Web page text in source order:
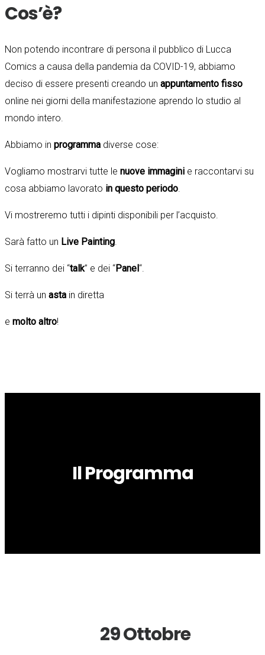
Cos’è?
Non potendo incontrare di persona il pubblico di Lucca
Comics a causa della pandemia da COVID-19, abbiamo
deciso di essere presenti creando un appuntamento fisso
online nei giorni della manifestazione aprendo lo studio al
mondo intero.
Abbiamo in programma diverse cose:
Vogliamo mostrarvi tutte le nuove immagini e raccontarvi su
cosa abbiamo lavorato in questo periodo.
Vi mostreremo tutti i dipinti disponibili per l’acquisto.
Sarà fatto un Live Painting.
Si terranno dei “talk” e dei “Panel “.
Si terrà un asta in diretta
e molto altro!
Il Programma
29 Ottobre